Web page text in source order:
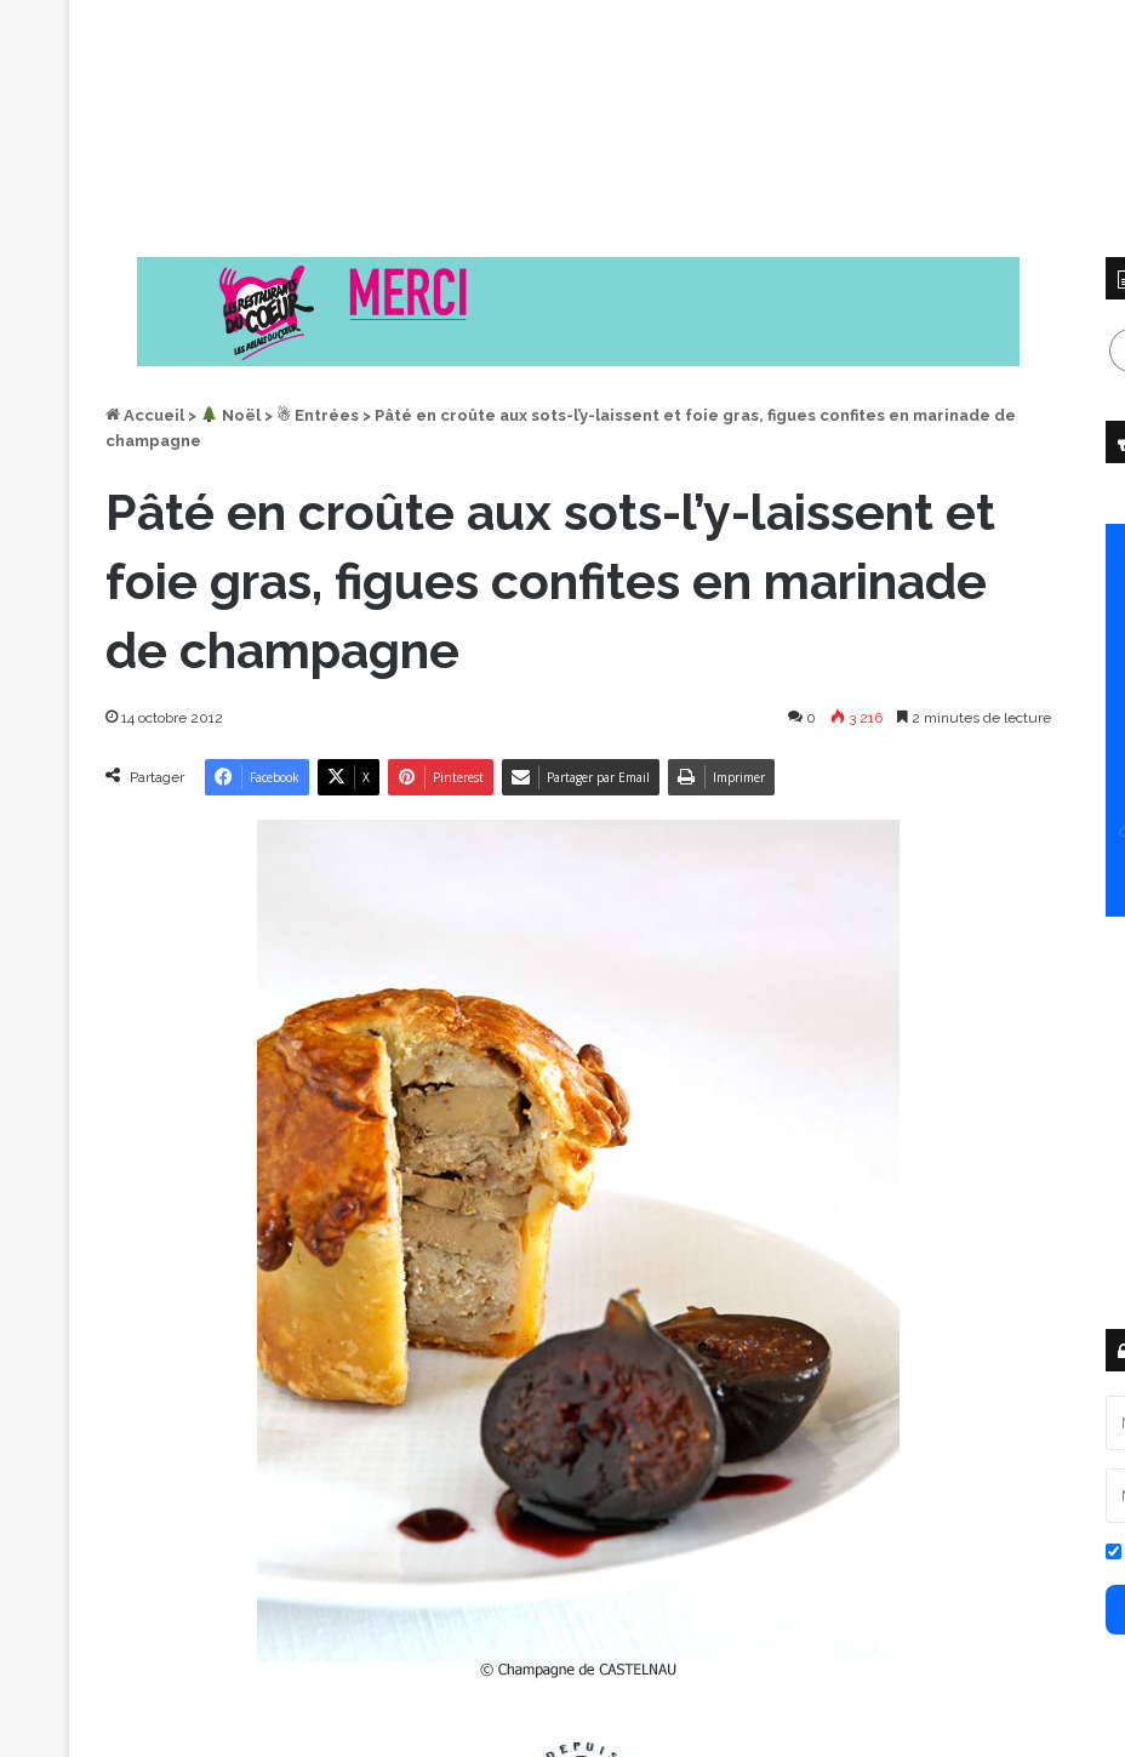
Accueil > ︎ Noël > ☃ Entrées > Pâté en croûte aux sots-l’y-laissent et foie gras, figues confites en marinade de
champagne
Pâté en croûte aux sots-l’y-laissent et
foie gras, figues confites en marinade
de champagne
14 octobre 2012 0 3 216 2 minutes de lecture
Partager Facebook X Pinterest Partager par Email Imprimer